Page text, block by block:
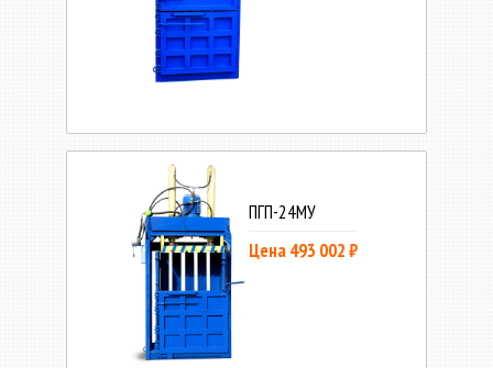
ПГП-24МУ
Цена 493 002 ₽